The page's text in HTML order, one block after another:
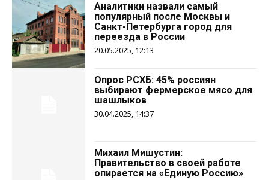
Аналитики назвали самый
популярный после Москвы и
Санкт-Петербурга город для
переезда в России
20.05.2025, 12:13
Опрос РСХБ: 45% россиян
выбирают фермерское мясо для
шашлыков
30.04.2025, 14:37
Михаил Мишустин:
Правительство в своей работе
опирается на «Единую Россию»